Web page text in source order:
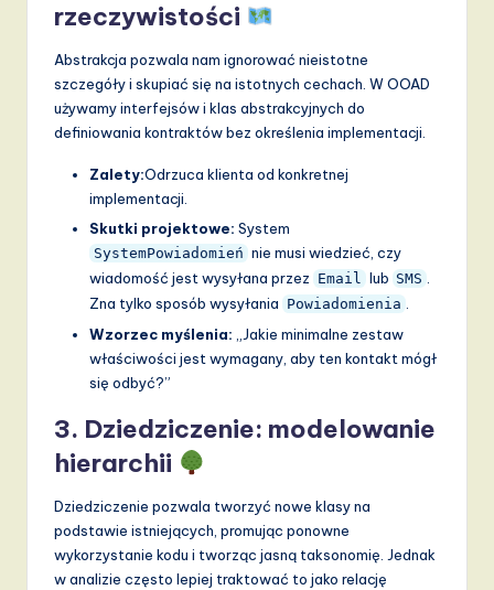
rzeczywistości
Abstrakcja pozwala nam ignorować nieistotne
szczegóły i skupiać się na istotnych cechach. W OOAD
używamy interfejsów i klas abstrakcyjnych do
definiowania kontraktów bez określenia implementacji.
Zalety:Odrzuca klienta od konkretnej
implementacji.
Skutki projektowe: System
SystemPowiadomień nie musi wiedzieć, czy
wiadomość jest wysyłana przez Email lub SMS .
Zna tylko sposób wysyłania Powiadomienia .
Wzorzec myślenia: „Jakie minimalne zestaw
właściwości jest wymagany, aby ten kontakt mógł
się odbyć?”
3. Dziedziczenie: modelowanie
hierarchii
Dziedziczenie pozwala tworzyć nowe klasy na
podstawie istniejących, promując ponowne
wykorzystanie kodu i tworząc jasną taksonomię. Jednak
w analizie często lepiej traktować to jako relację